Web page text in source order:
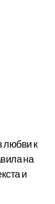
любви к
на
и